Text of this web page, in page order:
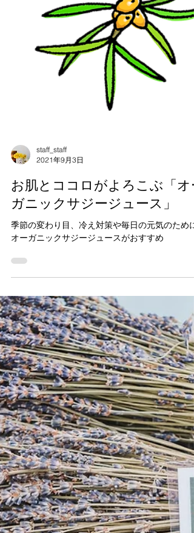
staff_staff
2021年9月3日
お肌とココロがよろこぶ「オ
ガニックサジージュース」
季節の変わり目、冷え対策や毎日の元気のために
オーガニックサジージュースがおすすめ